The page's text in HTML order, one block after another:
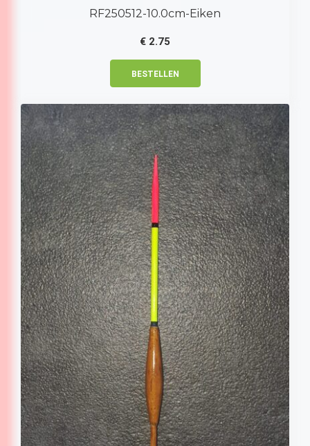
RF250512-10.0cm-Eiken
€ 2.75
BESTELLEN